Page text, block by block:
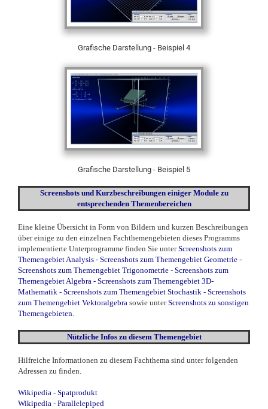
Grafische Darstellung - Beispiel 4
Grafische Darstellung - Beispiel 5
Screenshots und Kurzbeschreibungen einiger Module zu
entsprechenden Themenbereichen
Eine kleine Übersicht in Form von Bildern und kurzen Beschreibungen
über einige zu den einzelnen Fachthemengebieten dieses Programms
implementierte Unterprogramme finden Sie unter Screenshots zum
Themengebiet Analysis - Screenshots zum Themengebiet Geometrie -
Screenshots zum Themengebiet Trigonometrie - Screenshots zum
Themengebiet Algebra - Screenshots zum Themengebiet 3D-
Mathematik - Screenshots zum Themengebiet Stochastik - Screenshots
zum Themengebiet Vektoralgebra sowie unter Screenshots zu sonstigen
Themengebieten.
Nützliche Infos zu diesem Themengebiet
Hilfreiche Informationen zu diesem Fachthema sind unter folgenden
Adressen zu finden.
Wikipedia - Spatprodukt
Wikipedia - Parallelepiped